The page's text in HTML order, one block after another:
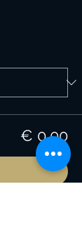
€ 0,00